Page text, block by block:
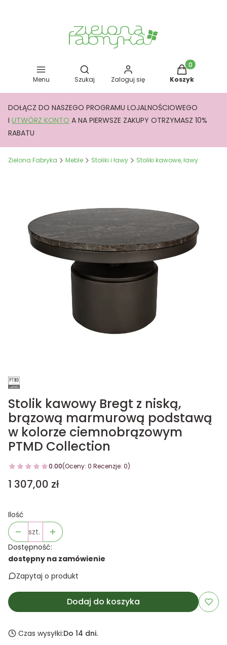
Menu
Otwórz wyszukiwarkę
Szukaj Zaloguj się
Produkty w
Koszyk
DOŁĄCZ DO NASZEGO PROGRAMU LOJALNOŚCIOWEGO
I UTWÓRZ KONTO A NA PIERWSZE ZAKUPY OTRZYMASZ 10%
RABATU
Zielona Fabryka Meble Stoliki i ławy Stoliki kawowe, ławy
Stolik kawowy Bregt z niską,
brązową marmurową podstawą
w kolorze ciemnobrązowym
PTMD Collection
0.00(Oceny: 0 Recenzje: 0)
Cena
1 307,00 zł
Ilość
szt.
Dostępność:
dostępny na zamówienie
Zapytaj o produkt
Dodaj do koszyka
Czas wysyłki:Do 14 dni.